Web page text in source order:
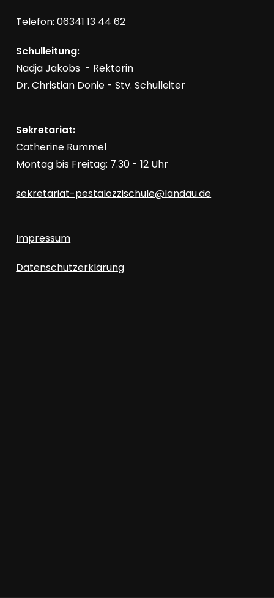
Telefon:06341 13 44 62
Schulleitung:
Nadja Jakobs - Rektorin
Dr. Christian Donie - Stv. Schulleiter
Sekretariat:
Catherine Rummel
Montag bis Freitag: 7.30 - 12 Uhr
sekretariat-pestalozzischule@landau.de
Impressum
Datenschutzerklärung